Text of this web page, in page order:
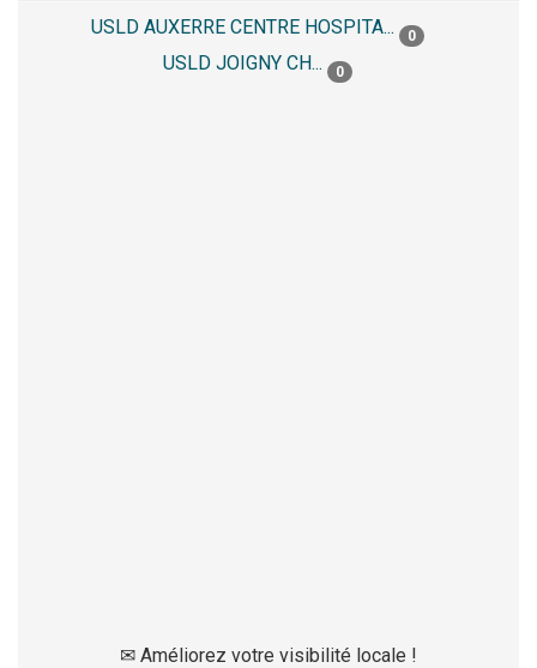
USLD AUXERRE CENTRE HOSPITA... 0
USLD JOIGNY CH... 0
✉ Améliorez votre visibilité locale !